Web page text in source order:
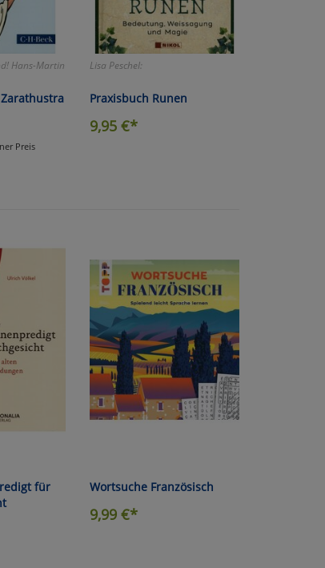
Hans-Martin
Preis
Lisa Peschel:
Praxisbuch Runen
9,95€*
für
Wortsuche Französisch
9,99€*